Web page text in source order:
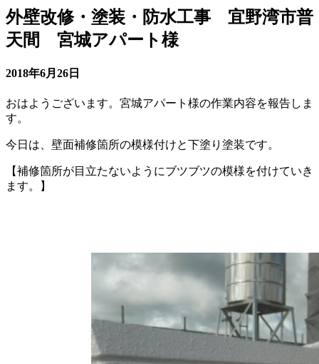
外壁改修・塗装・防水工事 宜野湾市普
天間 宮城アパート様
2018年6月26日
おはようございます。宮城アパート様の作業内容を報告しま
す。
今日は、壁面補修箇所の模様付けと下塗り塗装です。
【補修箇所が目立たないようにブツブツの模様を付けていき
ます。】